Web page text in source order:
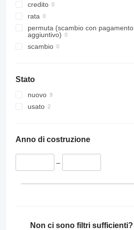
credito
rata
permuta (scambio con pagamento
aggiuntivo)
scambio
Stato
nuovo
usato
Anno di costruzione
–
Non ci sono filtri sufficienti?